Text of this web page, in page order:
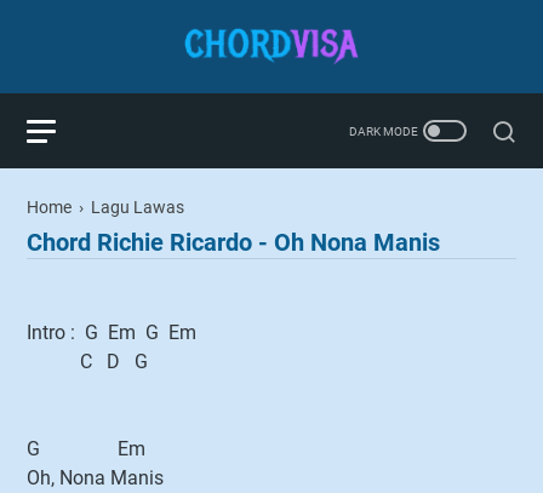
Home › Lagu Lawas
Chord Richie Ricardo - Oh Nona Manis
Intro : G Em G Em
C D G
G Em
Oh, Nona Manis